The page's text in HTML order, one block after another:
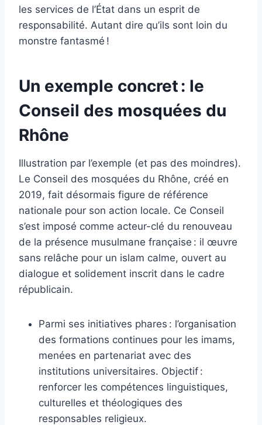
les services de l’État dans un esprit de
responsabilité. Autant dire qu’ils sont loin du
monstre fantasmé !
Un exemple concret : le
Conseil des mosquées du
Rhône
Illustration par l’exemple (et pas des moindres).
Le Conseil des mosquées du Rhône, créé en
2019, fait désormais figure de référence
nationale pour son action locale. Ce Conseil
s’est imposé comme acteur-clé du renouveau
de la présence musulmane française : il œuvre
sans relâche pour un islam calme, ouvert au
dialogue et solidement inscrit dans le cadre
républicain.
Parmi ses initiatives phares : l’organisation
des formations continues pour les imams,
menées en partenariat avec des
institutions universitaires. Objectif :
renforcer les compétences linguistiques,
culturelles et théologiques des
responsables religieux.